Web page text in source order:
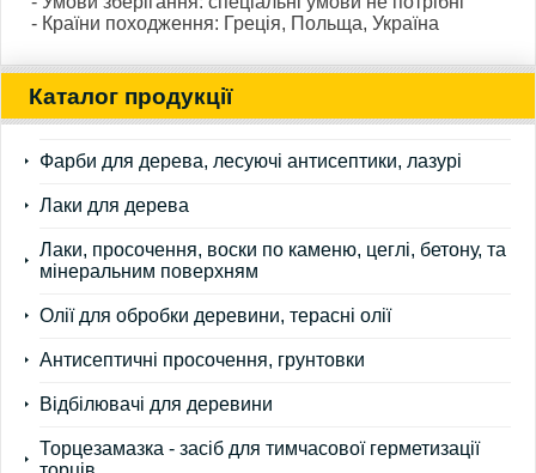
Каталог продукції
Фарби для дерева, лесуючі антисептики, лазурі
Лаки для дерева
Лаки, просочення, воски по каменю, цеглі, бетону, та
мінеральним поверхням
Олії для обробки деревини, терасні олії
Антисептичні просочення, грунтовки
Відбілювачі для деревини
Торцезамазка - засіб для тимчасової герметизації
- Країни походження: Греція, Польща, Україна